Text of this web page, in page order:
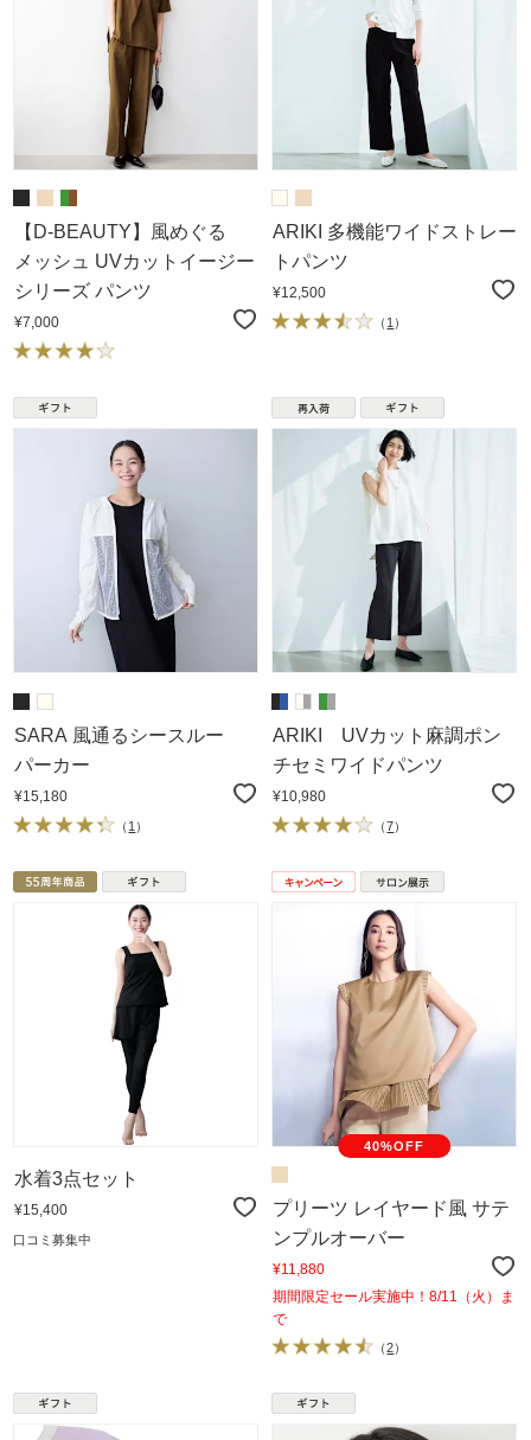
【D-BEAUTY】風めぐる
メッシュ UVカットイージー
シリーズ パンツ
¥7,000
ARIKI 多機能ワイドストレー
トパンツ
¥12,500
（1）
SARA 風通るシースルー
パーカー
¥15,180
（ 1 ）
ARIKI UVカット麻調ポン
チセミワイドパンツ
¥10,980
（7）
水着3点セット
¥15,400
口コミ募集中
40%OFF
プリーツ レイヤード風 サテ
ンプルオーバー
¥11,880
期間限定セール実施中！8/11（火）ま
で
（2）